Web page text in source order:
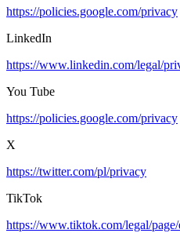
https://policies.google.com/privacy
LinkedIn
https://www.linkedin.com/legal/
You Tube
https://policies.google.com/privacy
X
https://twitter.com/pl/privacy
TikTok
https://www.tiktok.com/legal/